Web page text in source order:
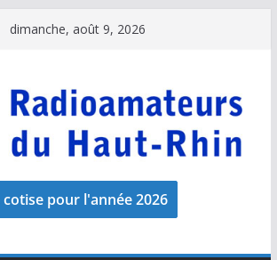
dimanche, août 9, 2026